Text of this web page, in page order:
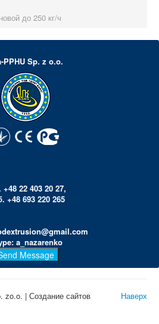
до 250 кг/ч
PPHU Sp. z o.o.
+48 22 403 20 27,
+48 693 220 265
a_nazarenko
Наверх
zo.o. | Создание сайтов